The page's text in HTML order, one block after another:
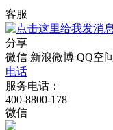
客服
分享
微信 新浪微博 QQ空间
电话
服务电话：
400-8800-178
微信